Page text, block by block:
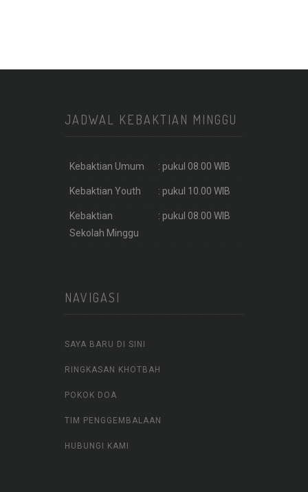
JADWAL KEBAKTIAN MINGGU
Kebaktian Umum : pukul 08.00 WIB
Kebaktian Youth : pukul 10.00 WIB
Kebaktian
Sekolah Minggu
: pukul 08.00 WIB
NAVIGASI
SAYA BARU DI SINI
RINGKASAN KHOTBAH
POKOK DOA
TIM PENGGEMBALAAN
HUBUNGI KAMI